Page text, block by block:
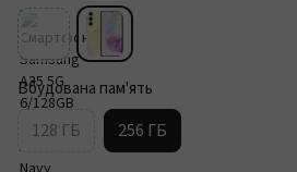
Вбудована пам'ять
128 ГБ 256 ГБ